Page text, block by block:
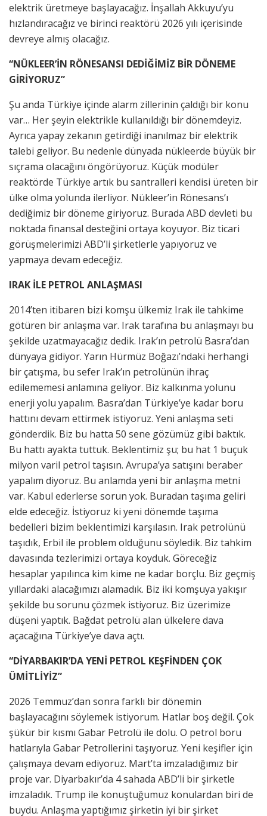
elektrik üretmeye başlayacağız. İnşallah Akkuyu’yu
hızlandıracağız ve birinci reaktörü 2026 yılı içerisinde
devreye almış olacağız.
“NÜKLEER’İN RÖNESANSI DEDİĞİMİZ BİR DÖNEME
GİRİYORUZ”
Şu anda Türkiye içinde alarm zillerinin çaldığı bir konu
var… Her şeyin elektrikle kullanıldığı bir dönemdeyiz.
Ayrıca yapay zekanın getirdiği inanılmaz bir elektrik
talebi geliyor. Bu nedenle dünyada nükleerde büyük bir
sıçrama olacağını öngörüyoruz. Küçük modüler
reaktörde Türkiye artık bu santralleri kendisi üreten bir
ülke olma yolunda ilerliyor. Nükleer’in Rönesans’ı
dediğimiz bir döneme giriyoruz. Burada ABD devleti bu
noktada finansal desteğini ortaya koyuyor. Biz ticari
görüşmelerimizi ABD’li şirketlerle yapıyoruz ve
yapmaya devam edeceğiz.
IRAK İLE PETROL ANLAŞMASI
2014’ten itibaren bizi komşu ülkemiz Irak ile tahkime
götüren bir anlaşma var. Irak tarafına bu anlaşmayı bu
şekilde uzatmayacağız dedik. Irak’ın petrolü Basra’dan
dünyaya gidiyor. Yarın Hürmüz Boğazı’ndaki herhangi
bir çatışma, bu sefer Irak’ın petrolünün ihraç
edilememesi anlamına geliyor. Biz kalkınma yolunu
enerji yolu yapalım. Basra’dan Türkiye’ye kadar boru
hattını devam ettirmek istiyoruz. Yeni anlaşma seti
gönderdik. Biz bu hatta 50 sene gözümüz gibi baktık.
Bu hattı ayakta tuttuk. Beklentimiz şu; bu hat 1 buçuk
milyon varil petrol taşısın. Avrupa’ya satışını beraber
yapalım diyoruz. Bu anlamda yeni bir anlaşma metni
var. Kabul ederlerse sorun yok. Buradan taşıma geliri
elde edeceğiz. İstiyoruz ki yeni dönemde taşıma
bedelleri bizim beklentimizi karşılasın. Irak petrolünü
taşıdık, Erbil ile problem olduğunu söyledik. Biz tahkim
davasında tezlerimizi ortaya koyduk. Göreceğiz
hesaplar yapılınca kim kime ne kadar borçlu. Biz geçmiş
yıllardaki alacağımızı alamadık. Biz iki komşuya yakışır
şekilde bu sorunu çözmek istiyoruz. Biz üzerimize
düşeni yaptık. Bağdat petrolü alan ülkelere dava
açacağına Türkiye’ye dava açtı.
“DİYARBAKIR’DA YENİ PETROL KEŞFİNDEN ÇOK
ÜMİTLİYİZ”
2026 Temmuz’dan sonra farklı bir dönemin
başlayacağını söylemek istiyorum. Hatlar boş değil. Çok
şükür bir kısmı Gabar Petrolü ile dolu. O petrol boru
hatlarıyla Gabar Petrollerini taşıyoruz. Yeni keşifler için
çalışmaya devam ediyoruz. Mart’ta imzaladığımız bir
proje var. Diyarbakır’da 4 sahada ABD’li bir şirketle
imzaladık. Trump ile konuştuğumuz konulardan biri de
buydu. Anlaşma yaptığımız şirketin iyi bir şirket